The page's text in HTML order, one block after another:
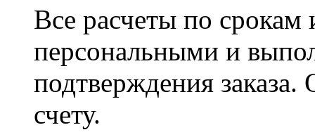
Все расчеты по срокам
персональными и
подтверждения заказа.
счету.